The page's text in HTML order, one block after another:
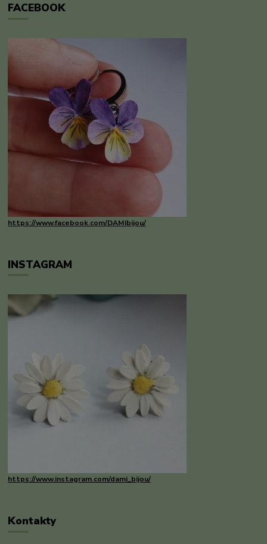
FACEBOOK
https://www.facebook.com/DAMIbijou/
INSTAGRAM
https://www.instagram.com/dami_bijou/
Kontakty